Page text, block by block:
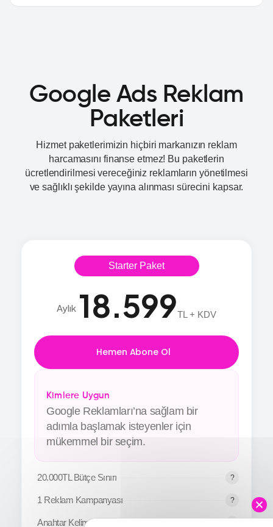
Google Ads Reklam
Paketleri
Hizmet paketlerimizin hiçbiri markanızın reklam
harcamasını finanse etmez! Bu paketlerin
ücretlendirilmesivereceğiniz reklamların yönetilmesi
ve sağlıklı şekilde yayına alınması sürecini kapsar.
Starter Paket
Aylık 18.599TL + KDV
Hemen Abone Ol
Kimlere Uygun
Google Reklamları’na sağlam bir
adımla başlamak isteyenler için
mükemmel bir seçim.
20.000TL Bütçe Sınırı
1 Reklam Kampanyası
Anahtar Kelime Analizi